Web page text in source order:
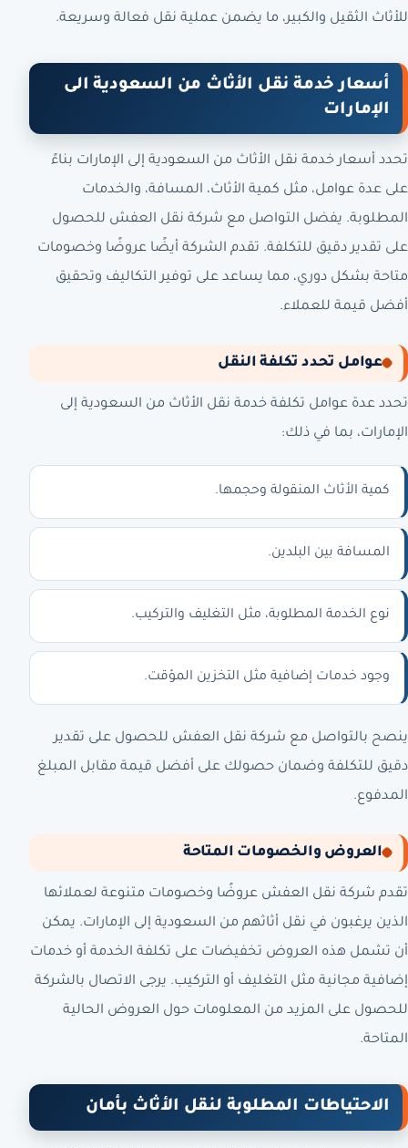
للأثاث الثقيل والكبير، ما يضمن عملية نقل فعالة وسريعة.
أسعار خدمة نقل الأثاث من السعودية الى
الإمارات
تحدد أسعار خدمة نقل الأثاث من السعودية إلى الإمارات بناءً
على عدة عوامل، مثل كمية الأثاث، المسافة، والخدمات
المطلوبة. يفضل التواصل مع شركة نقل العفش للحصول
على تقدير دقيق للتكلفة. تقدم الشركة أيضًا عروضًا وخصومات
متاحة بشكل دوري، مما يساعد على توفير التكاليف وتحقيق
أفضل قيمة للعملاء.
عوامل تحدد تكلفة النقل
تحدد عدة عوامل تكلفة خدمة نقل الأثاث من السعودية إلى
الإمارات، بما في ذلك:
كمية الأثاث المنقولة وحجمها.
المسافة بين البلدين.
نوع الخدمة المطلوبة، مثل التغليف والتركيب.
وجود خدمات إضافية مثل التخزين المؤقت.
ينصح بالتواصل مع شركة نقل العفش للحصول على تقدير
دقيق للتكلفة وضمان حصولك على أفضل قيمة مقابل المبلغ
المدفوع.
العروض والخصومات المتاحة
تقدم شركة نقل العفش عروضًا وخصومات متنوعة لعملائها
الذين يرغبون في نقل أثاثهم من السعودية إلى الإمارات. يمكن
أن تشمل هذه العروض تخفيضات على تكلفة الخدمة أو خدمات
إضافية مجانية مثل التغليف أو التركيب. يرجى الاتصال بالشركة
للحصول على المزيد من المعلومات حول العروض الحالية
المتاحة.
الاحتياطات المطلوبة لنقل الأثاث بأمان